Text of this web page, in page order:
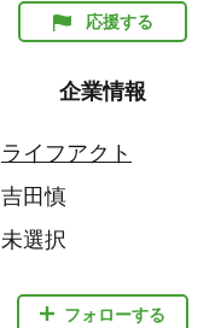
応援する
企業情報
フォローする
ライフアクト
吉田慎
未選択